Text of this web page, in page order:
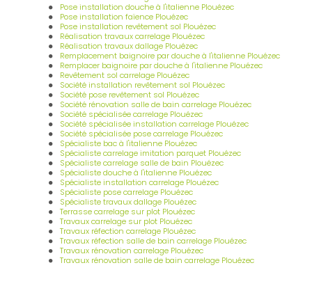
Pose installation douche à l'italienne Plouézec
Pose installation faïence Plouézec
Pose installation revêtement sol Plouézec
Réalisation travaux carrelage Plouézec
Réalisation travaux dallage Plouézec
Remplacement baignoire par douche à l'italienne Plouézec
Remplacer baignoire par douche à l'italienne Plouézec
Revêtement sol carrelage Plouézec
Société installation revêtement sol Plouézec
Société pose revêtement sol Plouézec
Société rénovation salle de bain carrelage Plouézec
Société spécialisée carrelage Plouézec
Société spécialisée installation carrelage Plouézec
Société spécialisée pose carrelage Plouézec
Spécialiste bac à l'italienne Plouézec
Spécialiste carrelage imitation parquet Plouézec
Spécialiste carrelage salle de bain Plouézec
Spécialiste douche à l'italienne Plouézec
Spécialiste installation carrelage Plouézec
Spécialiste pose carrelage Plouézec
Spécialiste travaux dallage Plouézec
Terrasse carrelage sur plot Plouézec
Travaux carrelage sur plot Plouézec
Travaux réfection carrelage Plouézec
Travaux réfection salle de bain carrelage Plouézec
Travaux rénovation carrelage Plouézec
Travaux rénovation salle de bain carrelage Plouézec